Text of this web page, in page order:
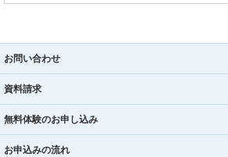
お問い合わせ
資料請求
無料体験のお申し込み
お申込みの流れ